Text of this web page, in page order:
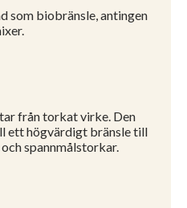
som biobränsle, antingen
från torkat virke. Den
ett högvärdigt bränsle till
spannmålstorkar.